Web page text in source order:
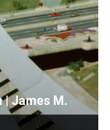
| James M.